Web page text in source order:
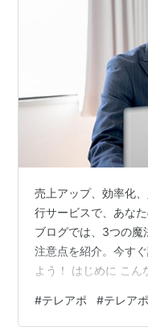
売上アップ、効率化
行サービスで、あな
ブログでは、3つの魔
注意点を紹介。今す
よう！ はじめに こん
法 コスト削減の魔法
担軽減 応募者数の増
#テレアポ #テレア